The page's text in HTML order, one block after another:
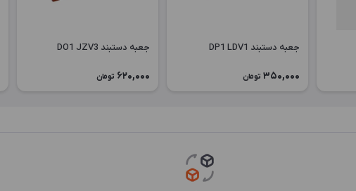
جعبه دستبند DP1 LDV1
350,000 تومان
جعبه دستبند DO1 JZV3
620,000 تومان